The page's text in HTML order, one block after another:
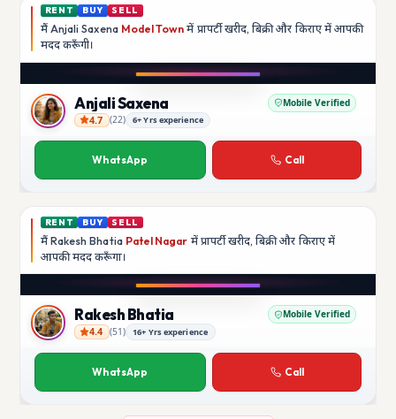
RENT BUY SELL
मैं Anjali Saxena Model Town में प्रापर्टी खरीद, बिक्री और किराए में आपकी
मददकरूँगी।
Anjali Saxena
Anjali Saxena Mobile Verified
4.7 (22) 6+ Yrs experience
WhatsApp Call
RENT BUY SELL
मैं Rakesh Bhatia Patel Nagar में प्रापर्टी खरीद, बिक्री और किराए में
आपकी मददकरूँगा।
Rakesh Bhatia
Rakesh Bhatia Mobile Verified
4.4 (51) 16+ Yrs experience
WhatsApp Call